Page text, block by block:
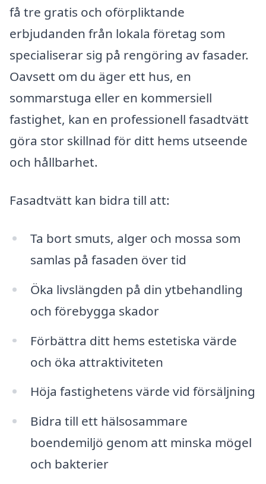
få tre gratis och oförpliktande
erbjudanden från lokala företag som
specialiserar sig på rengöring av fasader.
Oavsett om du äger ett hus, en
sommarstuga eller en kommersiell
fastighet, kan en professionell fasadtvätt
göra stor skillnad för ditt hems utseende
och hållbarhet.
Fasadtvätt kan bidra till att:
Ta bort smuts, alger och mossa som
samlas på fasaden över tid
Öka livslängden på din ytbehandling
och förebygga skador
Förbättra ditt hems estetiska värde
och öka attraktiviteten
Höja fastighetens värde vid försäljning
Bidra till ett hälsosammare
boendemiljö genom att minska mögel
och bakterier